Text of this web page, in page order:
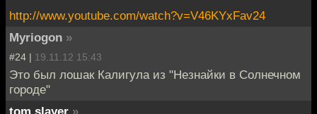
http://www.youtube.com/watch?v=V46KYxFav24
Myriogon »
#24 | 19.11.12 15:43
Это был лошак Калигула из "Незнайки в Солнечном
городе"
tom slayer »